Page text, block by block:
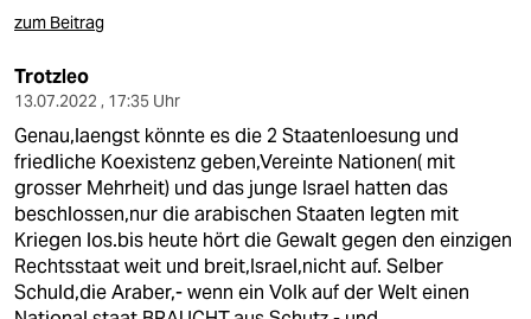
zum Beitrag
Trotzleo
13.07.2022 , 17:35 Uhr
Genau,laengst könnte es die 2 Staatenloesung und
friedliche Koexistenz geben,Vereinte Nationen( mit
grosser Mehrheit) und das junge Israel hatten das
beschlossen,nur die arabischen Staaten legten mit
Kriegen los.bis heute hört die Gewalt gegen den einzigen
Rechtsstaat weit und breit,Israel,nicht auf. Selber
Schuld,die Araber,- wenn ein Volk auf der Welt einen